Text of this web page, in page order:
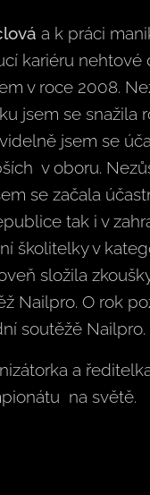
a k práci
kariéru nehtové
v roce 2008.
jsem se snažila
jsem se
v oboru.
se začala
tak i v
školitelky v
složila
Nailpro. O rok
soutěžě Nailpro.
a
na světě.